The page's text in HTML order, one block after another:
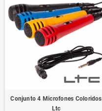
Conjunto 4 Microfones Coloridos
Ltc